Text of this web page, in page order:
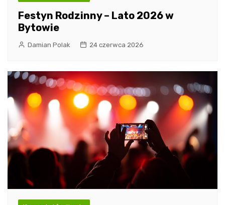
Festyn Rodzinny – Lato 2026 w
Bytowie
Damian Polak 24 czerwca 2026